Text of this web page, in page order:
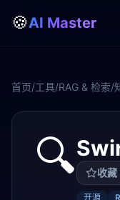
🍪AI Master
首页/工具/RAG & 检索/
🔍 收藏
开源